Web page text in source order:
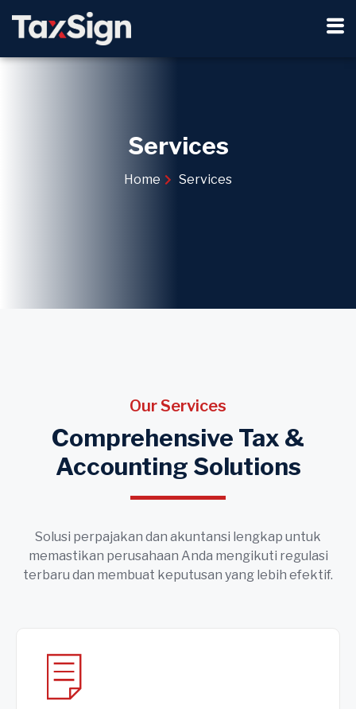
Services
Home Services
Our Services
Comprehensive Tax &
Accounting Solutions
Solusi perpajakan dan akuntansi lengkap untuk
memastikan perusahaan Anda mengikuti regulasi
terbaru dan membuat keputusan yang lebih efektif.